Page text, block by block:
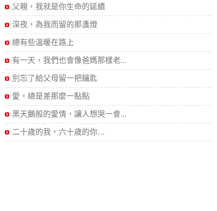
父親，我就是你生命的延續
深夜，為我而留的那盞燈
總有些溫暖在路上
有一天，我們也會像爸媽那樣老...
別忘了給父母留一把鑰匙
愛，總是差那麼一點點
黑天鵝般的愛情，讓人想哭一會...
二十歲的我，六十歲的你…